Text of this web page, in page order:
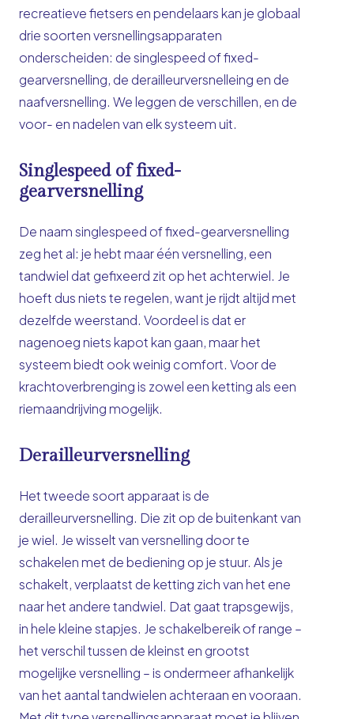
recreatieve fietsers en pendelaars kan je globaal
drie soorten versnellingsapparaten
onderscheiden: de singlespeed of fixed-
gearversnelling, de derailleurversnelleing en de
naafversnelling. We leggen de verschillen, en de
voor- en nadelen van elk systeem uit.
Singlespeed of fixed-
gearversnelling
De naam singlespeed of fixed-gearversnelling
zeg het al: je hebt maar één versnelling, een
tandwiel dat gefixeerd zit op het achterwiel. Je
hoeft dus niets te regelen, want je rijdt altijd met
dezelfde weerstand. Voordeel is dat er
nagenoeg niets kapot kan gaan, maar het
systeem biedt ook weinig comfort. Voor de
krachtoverbrenging is zowel een ketting als een
riemaandrijving mogelijk.
Derailleurversnelling
Het tweede soort apparaat is de
derailleurversnelling. Die zit op de buitenkant van
je wiel. Je wisselt van versnelling door te
schakelen met de bediening op je stuur. Als je
schakelt, verplaatst de ketting zich van het ene
naar het andere tandwiel. Dat gaat trapsgewijs,
in hele kleine stapjes. Je schakelbereik of range –
het verschil tussen de kleinst en grootst
mogelijke versnelling – is ondermeer afhankelijk
van het aantal tandwielen achteraan en vooraan.